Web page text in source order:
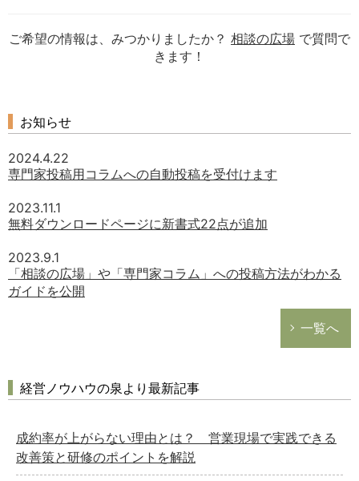
ご希望の情報は、みつかりましたか？ 相談の広場 で質問で
きます！
お知らせ
2024.4.22
専門家投稿用コラムへの自動投稿を受付けます
2023.11.1
無料ダウンロードページに新書式22点が追加
2023.9.1
「相談の広場」や「専門家コラム」への投稿方法がわかる
ガイドを公開
一覧へ
経営ノウハウの泉より最新記事
成約率が上がらない理由とは？ 営業現場で実践できる
改善策と研修のポイントを解説